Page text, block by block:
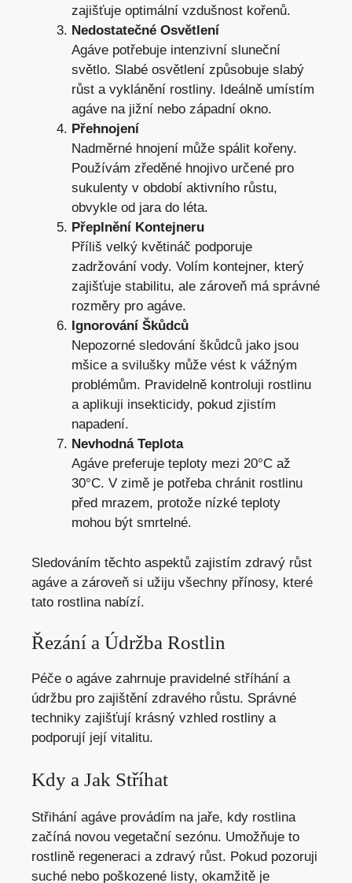
zajišťuje optimální vzdušnost kořenů.
Nedostatečné Osvětlení
Agáve potřebuje intenzivní sluneční
světlo. Slabé osvětlení způsobuje slabý
růst a vyklánění rostliny. Ideálně umístím
agáve na jižní nebo západní okno.
Přehnojení
Nadměrné hnojení může spálit kořeny.
Používám zředěné hnojivo určené pro
sukulenty v období aktivního růstu,
obvykle od jara do léta.
Přeplnění Kontejneru
Příliš velký květináč podporuje
zadržování vody. Volím kontejner, který
zajišťuje stabilitu, ale zároveň má správné
rozměry pro agáve.
Ignorování Škůdců
Nepozorné sledování škůdců jako jsou
mšice a svilušky může vést k vážným
problémům. Pravidelně kontroluji rostlinu
a aplikuji insekticidy, pokud zjistím
napadení.
Nevhodná Teplota
Agáve preferuje teploty mezi 20°C až
30°C. V zimě je potřeba chránit rostlinu
před mrazem, protože nízké teploty
mohou být smrtelné.
Sledováním těchto aspektů zajistím zdravý růst
agáve a zároveň si užiju všechny přínosy, které
tato rostlina nabízí.
Řezání a Údržba Rostlin
Péče o agáve zahrnuje pravidelné stříhání a
údržbu pro zajištění zdravého růstu. Správné
techniky zajišťují krásný vzhled rostliny a
podporují její vitalitu.
Kdy a Jak Stříhat
Střihání agáve provádím na jaře, kdy rostlina
začíná novou vegetační sezónu. Umožňuje to
rostlině regeneraci a zdravý růst. Pokud pozoruji
suché nebo poškozené listy, okamžitě je